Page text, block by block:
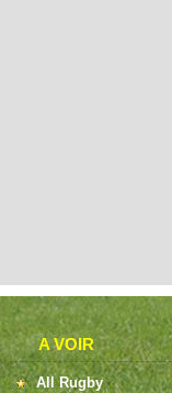
A VOIR
All Rugby